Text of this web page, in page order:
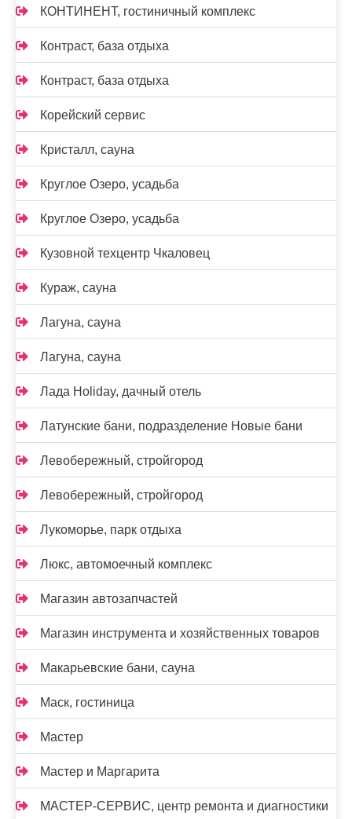
КОНТИНЕНТ, гостиничный комплекс
Контраст, база отдыха
Контраст, база отдыха
Корейский сервис
Кристалл, сауна
Круглое Озеро, усадьба
Круглое Озеро, усадьба
Кузовной техцентр Чкаловец
Кураж, сауна
Лагуна, сауна
Лагуна, сауна
Лада Holidаy, дачный отель
Латунские бани, подразделение Новые бани
Левобережный, стройгород
Левобережный, стройгород
Лукоморье, парк отдыха
Люкс, автомоечный комплекс
Магазин автозапчастей
Магазин инструмента и хозяйственных товаров
Макарьевские бани, сауна
Маск, гостиница
Мастер
Мастер и Маргарита
МАСТЕР-СЕРВИС, центр ремонта и диагностики